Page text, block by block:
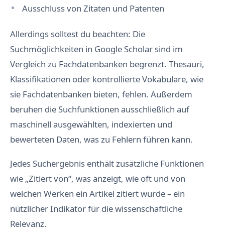
Ausschluss von Zitaten und Patenten
Allerdings solltest du beachten: Die
Suchmöglichkeiten in Google Scholar sind im
Vergleich zu Fachdatenbanken begrenzt. Thesauri,
Klassifikationen oder kontrollierte Vokabulare, wie
sie Fachdatenbanken bieten, fehlen. Außerdem
beruhen die Suchfunktionen ausschließlich auf
maschinell ausgewählten, indexierten und
bewerteten Daten, was zu Fehlern führen kann.
Jedes Suchergebnis enthält zusätzliche Funktionen
wie „Zitiert von“, was anzeigt, wie oft und von
welchen Werken ein Artikel zitiert wurde – ein
nützlicher Indikator für die wissenschaftliche
Relevanz.